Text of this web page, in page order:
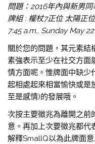
問題：2016年內與新男
牌組 : 權杖7正位 太陽正
7:45 a.m., Sunday May 22
關於您的問題，其元素
素強表示至少在社交方面
情方面呢。惟牌面中缺少
起相處起來相當愉快或是
至是感情)的發展哦。
次按主要徵兆為離開之前
意。再加上次要徵兆都代
解釋SmallQ以為此牌面